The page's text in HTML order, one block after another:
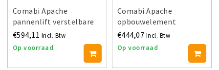
Comabi Apache
pannenlift verstelbare
kopsteun
€594,11 Incl. Btw
Op voorraad
Comabi Apache
opbouwelement
€444,07 Incl. Btw
Op voorraad